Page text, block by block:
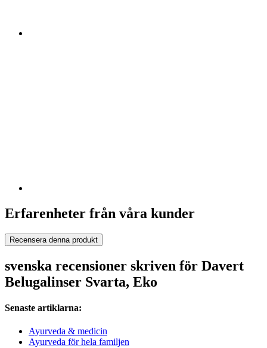
Erfarenheter från våra kunder
Recensera denna produkt
svenska recensioner skriven för Davert
Belugalinser Svarta, Eko
Senaste artiklarna:
Ayurveda & medicin
Ayurveda för hela familjen